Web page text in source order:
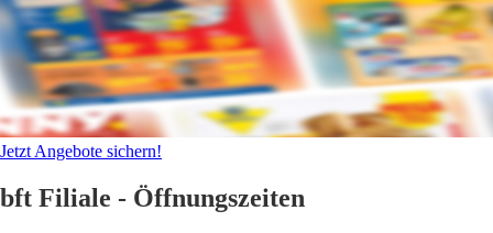
Jetzt Angebote sichern!
bft Filiale - Öffnungszeiten